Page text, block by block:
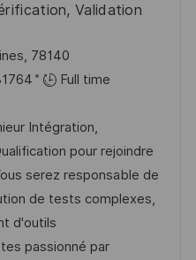
Validation
78140
Full time
Intégration,
pour rejoindre
serez responsable de
de tests complexes,
d'outils
passionné par